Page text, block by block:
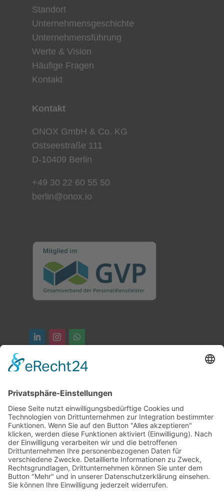
Standort
Unternehmensgeschichte
Unternehmensführung
Werte & Vision
Häufige Fragen
Kontakt
Kontakt
ONOX GmbH & Co. KG
Ostseestraße 111
D-10409 Berlin
+49 30 22 60 55 50
berlin@onox.io
Unternehmen durch maßgeschneiderte
Personalstrategien und fokussiert sich
auf langfristige Partnerschaften.
Impressum
Datenschutz